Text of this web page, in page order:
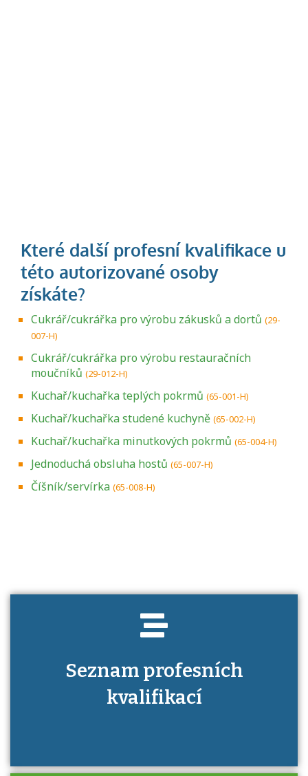
Cukrář/cukrářka pro výrobu zákusků a dortů (29-
007-H)
Cukrář/cukrářka pro výrobu restauračních
moučníků (29-012-H)
Kuchař/kuchařka teplých pokrmů (65-001-H)
Kuchař/kuchařka studené kuchyně (65-002-H)
Kuchař/kuchařka minutkových pokrmů (65-004-H)
Jednoduchá obsluha hostů (65-007-H)
Číšník/servírka (65-008-H)
Seznam profesních
kvalifikací
Projděte si seznam profesních kvalifikací.